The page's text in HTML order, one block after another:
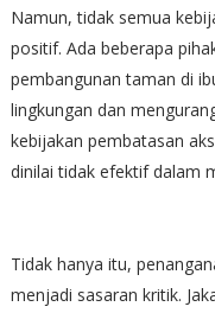
Namun, tidak semua
positif. Ada beberapa
pembangunan taman di
lingkungan dan
kebijakan pembatasan
dinilai tidak efektif dalam
Tidak hanya itu,
menjadi sasaran kritik.